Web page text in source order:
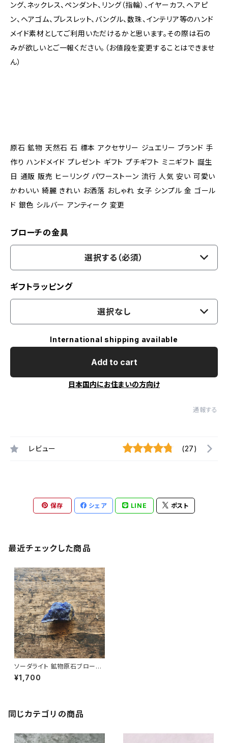
ング、ネックレス、ペンダント、リング（指輪）、イヤーカフ、ヘアピ
ン、ヘアゴム、ブレスレット、バングル、数珠、インテリア等のハンド
メイド素材としてご利用いただけるかと思います。その際は石の
みが欲しいとご一報ください。（お値段を変更することはできませ
ん）
原石 鉱物 天然石 石 標本 アクセサリー ジュエリー ブランド 手
作り ハンドメイド プレゼント ギフト プチギフト ミニギフト 誕生
日 通販 販売 ヒーリング パワーストーン 流行 人気 安い 可愛い
かわいい 綺麗 きれい お洒落 おしゃれ 女子 シンプル 金 ゴール
ド 銀色 シルバー アンティーク 変更
ブローチの金具
選択する（必須）
ギフトラッピング
選択なし
International shipping available
Add to cart
日本国内にお住まいの方向け
通報する
レビュー (27)
保存 シェア LINE ポスト
最近チェックした商品
ソーダライト 鉱物原石ブローチ
一点もの 天然石 パワーストー
ン (No.2163)
¥1,700
同じカテゴリの商品